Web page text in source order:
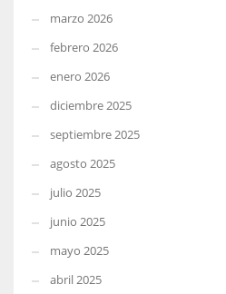
marzo 2026
febrero 2026
enero 2026
diciembre 2025
septiembre 2025
agosto 2025
julio 2025
junio 2025
mayo 2025
abril 2025